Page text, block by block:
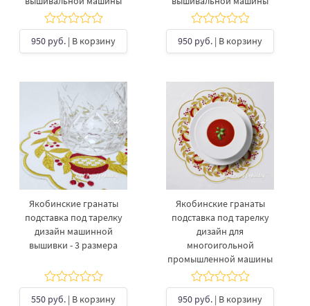
950 руб. | В корзину 950 руб. | В корзину
Якобинские гранаты
подставка под тарелку
дизайн машинной
вышивки - 3 размера
550 руб. | В корзину
Якобинские гранаты
подставка под тарелку
дизайн для
многоигольной
промышленной машины
950 руб. | В корзину